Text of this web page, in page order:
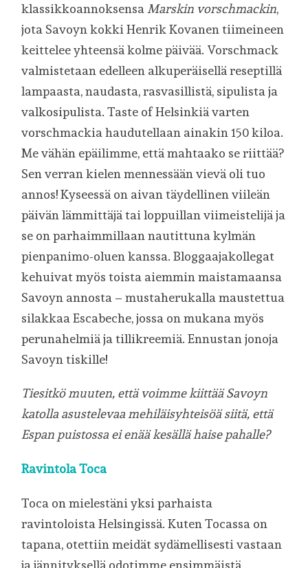
klassikkoannoksensa Marskin vorschmackin,
jota Savoyn kokki Henrik Kovanen tiimeineen
keittelee yhteensä kolme päivää. Vorschmack
valmistetaan edelleen alkuperäisellä reseptillä
lampaasta, naudasta, rasvasillistä, sipulista ja
valkosipulista. Taste of Helsinkiä varten
vorschmackia haudutellaan ainakin 150 kiloa.
Me vähän epäilimme, että mahtaako se riittää?
Sen verran kielen mennessään vievä oli tuo
annos! Kyseessä on aivan täydellinen viileän
päivän lämmittäjä tai loppuillan viimeistelijä ja
se on parhaimmillaan nautittuna kylmän
pienpanimo-oluen kanssa. Bloggaajakollegat
kehuivat myös toista aiemmin maistamaansa
Savoyn annosta – mustaherukalla maustettua
silakkaa Escabeche, jossa on mukana myös
perunahelmiä ja tillikreemiä. Ennustan jonoja
Savoyn tiskille!
Tiesitkö muuten, että voimme kiittää Savoyn
katolla asustelevaa mehiläisyhteisöä siitä, että
Espan puistossa ei enää kesällä haise pahalle?
Ravintola Toca
Toca on mielestäni yksi parhaista
ravintoloista Helsingissä. Kuten Tocassa on
tapana, otettiin meidät sydämellisesti vastaan
ja jännityksellä odotimme ensimmäistä